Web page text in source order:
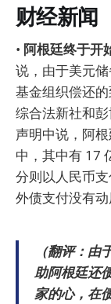
财经新闻
• 阿根廷终于开
说，由于美元
基金组织偿还
综合法新社和
声明中说，阿
中，其中有 17
分则以人民币
外债支付没有动
（翻评：
助阿根廷还
家的心，在